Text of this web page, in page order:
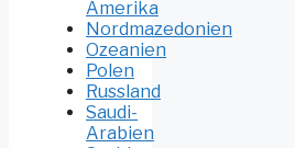
Amerika
Nordmazedonien
Ozeanien
Polen
Russland
Saudi-
Arabien